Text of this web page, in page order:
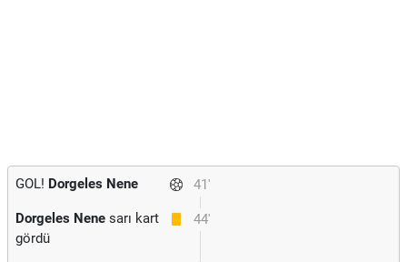
41'
GOL! Dorgeles Nene
44'
Dorgeles Nene sarı kart
gördü